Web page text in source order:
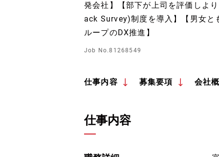
発会社】【部下が上司を評価しよ
ack Survey)制度を導入】【男女と
ループのDX推進】
Job No.81268549
仕事内容 募集要項 会社
仕事内容